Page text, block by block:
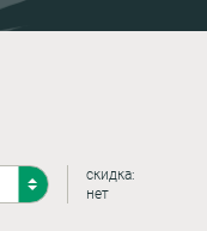
скидка:
нет